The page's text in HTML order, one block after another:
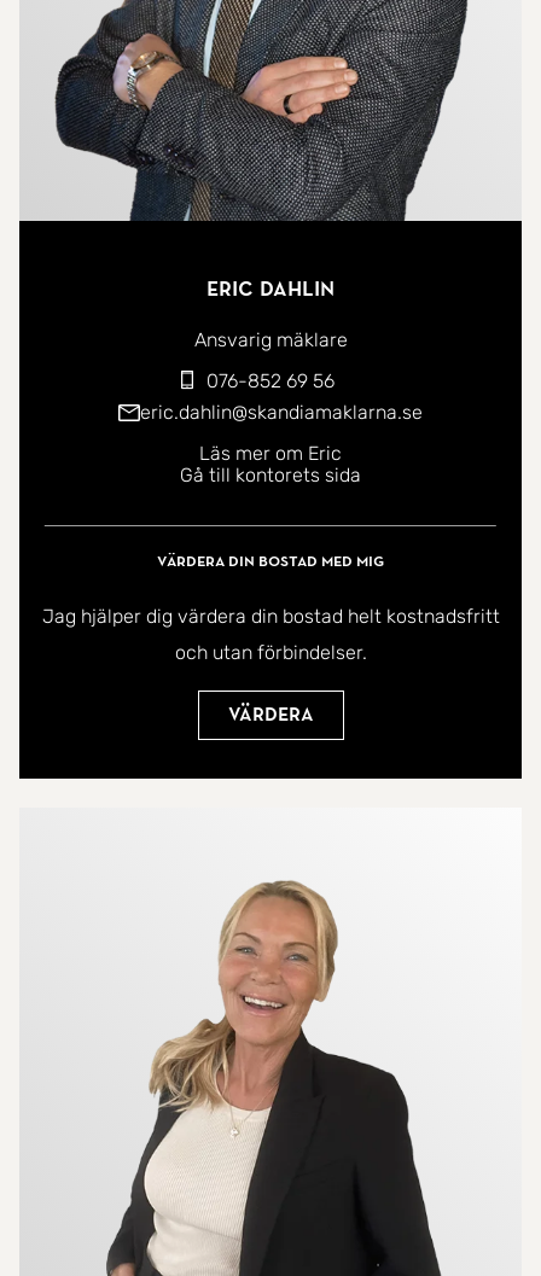
Vid kontakt med Myresjöhus kan produktionskalkyl
för denna tomt och olika hustyper erhållas.
Byggs ett 1-½ plan eller 2-planshus får man
sjöutsikt från övervåningen.
(Det är valfritt att välja vilken husleverantör man
Det är priset för tomten som avses.
*Längs denna väg finns 3 tomter till Salu, se även
granntomterna: Kvarnåbacken 4 och
Kvarnåbacken 6.*
OBS! Kvarnåbacken 6 är SÅLD så nu finns endast
Det går bra att, på egen hand, åka ut och titta på
Eric Dahlin
Ansvarig mäklare
076-852 69 56
eric.dahlin@skandiamaklarna.se
Läs mer om Eric
Gå till kontorets sida
Värdera din bostad med mig
Jag hjälper dig värdera din bostad helt kostnadsfritt
och utan förbindelser.
Värdera